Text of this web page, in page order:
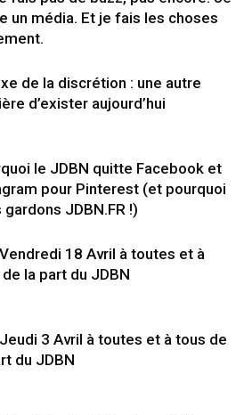
un média. Et je fais les choses
de la discrétion : une autre
d’exister aujourd’hui
le JDBN quitte Facebook et
pour Pinterest (et pourquoi
gardons JDBN.FR !)
18 Avril à toutes et à
la part du JDBN
3 Avril à toutes et à tous de
du JDBN